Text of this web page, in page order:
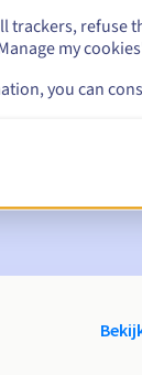
7 en 3 dagen
om de
trackers, refuse
my
you can